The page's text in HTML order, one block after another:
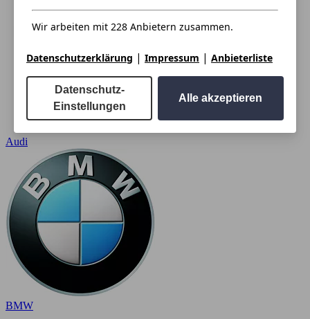
Audi
BMW
Wir arbeiten mit 228 Anbietern zusammen.
Datenschutzerklärung | Impressum | Anbieterliste
Datenschutz-
Einstellungen
Alle akzeptieren